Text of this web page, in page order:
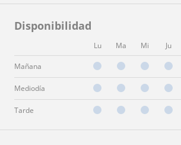
Disponibilidad
Lu Ma Mi Ju
Mañana
Mediodía
Tarde